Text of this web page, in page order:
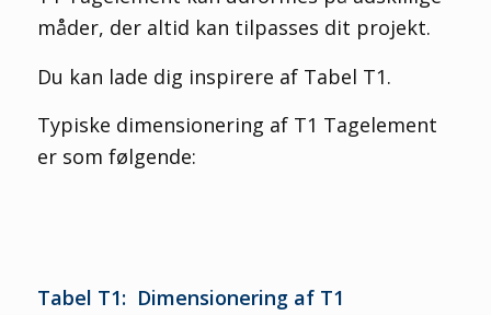
måder, der altid kan tilpasses dit projekt.
Du kan lade dig inspirere af Tabel T1.
Typiske dimensionering af T1 Tagelement
er som følgende:
Tabel T1: Dimensionering af T1